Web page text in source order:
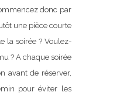
donc par
une pièce courte
la soirée ? Voulez-
? A chaque soirée
avant de réserver,
pour éviter les